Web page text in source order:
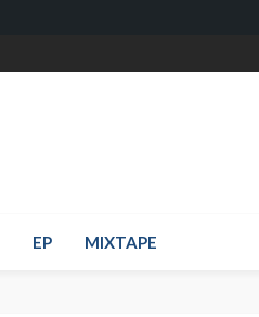
EP MIXTAPE